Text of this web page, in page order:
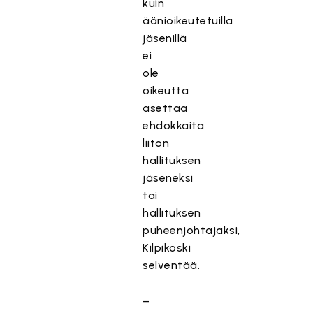
kuin
äänioikeutetuilla
jäsenillä
ei
ole
oikeutta
asettaa
ehdokkaita
liiton
hallituksen
jäseneksi
tai
hallituksen
puheenjohtajaksi,
Kilpikoski
selventää.
–